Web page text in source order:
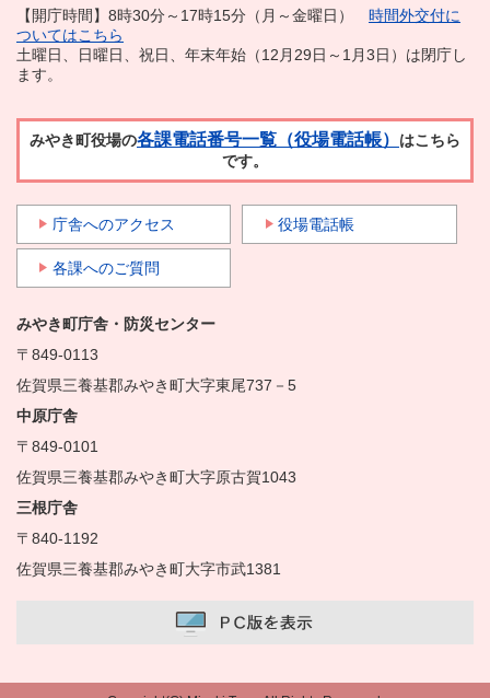
【開庁時間】8時30分～17時15分（月～金曜日） 時間外交付に
ついてはこちら
土曜日、日曜日、祝日、年末年始（12月29日～1月3日）は閉庁し
ます。
みやき町役場の各課電話番号一覧（役場電話帳） はこちら
です。
庁舎へのアクセス 役場電話帳
各課へのご質問
みやき町庁舎・防災センター
〒849-0113
佐賀県三養基郡みやき町大字東尾737－5
中原庁舎
〒849-0101
佐賀県三養基郡みやき町大字原古賀1043
三根庁舎
〒840-1192
佐賀県三養基郡みやき町大字市武1381